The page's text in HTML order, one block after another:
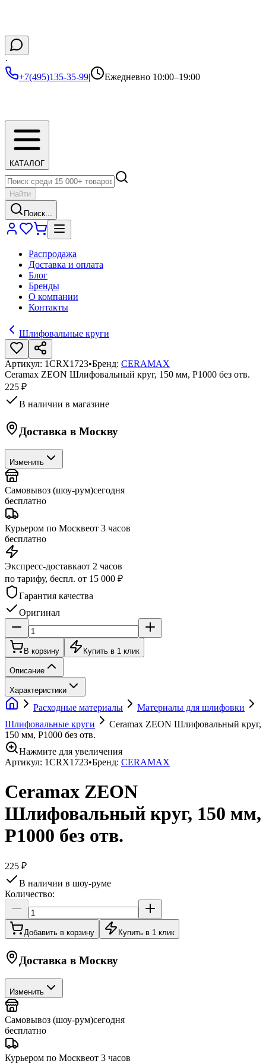
·
+7(495)135-35-99| Ежедневно 10:00–19:00
КАТАЛОГ
Найти
Поиск...
Распродажа
Доставка и оплата
Блог
Бренды
О компании
Контакты
Шлифовальные круги
Артикул: 1CRX1723•Бренд: CERAMAX
Ceramax ZEON Шлифовальный круг, 150 мм, P1000 без отв.
225 ₽
В наличии в магазине
Доставка в Москву
Изменить
Самовывоз (шоу-рум)сегодня
бесплатно
Курьером по Москвеот 3 часов
бесплатно
Экспресс-доставкаот 2 часов
по тарифу, беспл. от 15 000 ₽
Гарантия качества
Оригинал
В корзину Купить в 1 клик
Описание
Характеристики
Расходные материалы
Материалы для шлифовки
Шлифовальные круги
Ceramax ZEON Шлифовальный круг,
150 мм, P1000 без отв.
Нажмите для увеличения
Артикул: 1CRX1723•Бренд: CERAMAX
Ceramax ZEON
Шлифовальный круг, 150 мм,
P1000 без отв.
225 ₽
В наличии в шоу-руме
Количество:
Добавить в корзину Купить в 1 клик
Доставка в Москву
Изменить
Самовывоз (шоу-рум)сегодня
бесплатно
Курьером по Москвеот 3 часов